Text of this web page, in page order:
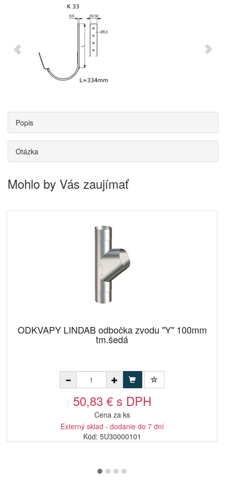
Popis
Otázka
Mohlo by Vás zaujímať
ODKVAPY LINDAB odbočka zvodu "Y" 100mm
tm.šedá
50,83 € s DPH
Cena za ks
Externý sklad - dodanie do 7 dní
Kód: 5U30000101